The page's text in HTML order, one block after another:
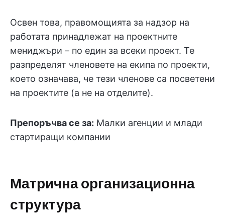
Освен това, правомощията за надзор на
работата принадлежат на проектните
мениджъри – по един за всеки проект. Те
разпределят членовете на екипа по проекти,
което означава, че тези членове са посветени
на проектите (а не на отделите).
Препоръчва се за: Малки агенции и млади
стартиращи компании
Матрична организационна
структура